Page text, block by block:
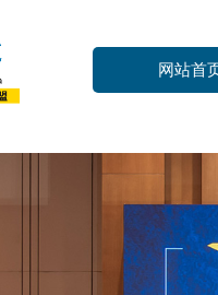
网站首